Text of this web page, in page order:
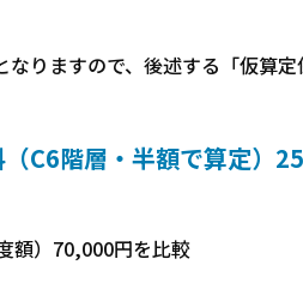
なりますので、後述する「仮算
C6階層・半額で算定）
額）70,000円を比較